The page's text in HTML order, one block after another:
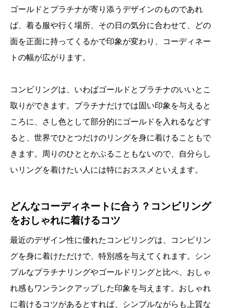
ゴールドとプラチナが寄り添うデザインのものであれ
ば、着る服や行く場所、その日の気分に合わせて、どの
面を正面に持ってくるかで印象が変わり、コーディネー
トの幅が広がります。
コンビリングは、いわばゴールドとプラチナのいいとこ
取りができます。プラチナだけでは固い印象を与えると
ころに、さし色として部分的にゴールドを入れるなどす
ると、世界でひとつだけのリングを身に着けることもで
きます。周りのひととかぶることもないので、自分らし
いリングを着けたい人には特におススメといえます。
どんなコーディネートに合う？コンビリング
をおしゃれに着けるコツ
最近のデザイン性に優れたコンビリングは、コンビリン
グを身に着けただけで、特別感を与えてくれます。シン
プルなプラチナリングやゴールドリングと比べ、おしゃ
れ感もワンランクアップした印象を与えます。おしゃれ
に着けるコツがあるとすれば、シンプルながらも上質な